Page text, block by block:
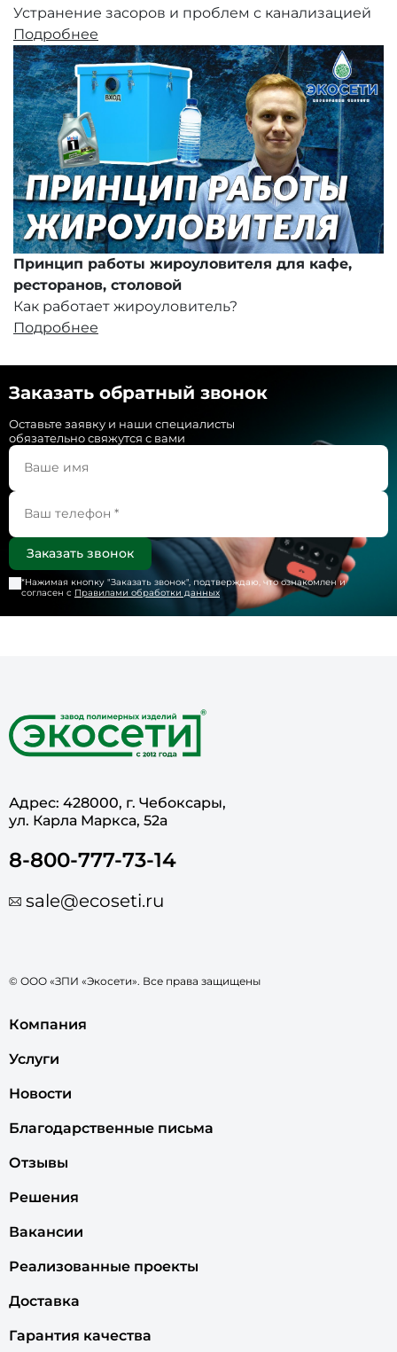
Устранение засоров и проблем с канализацией
Подробнее
Принцип работы жироуловителя для кафе,
ресторанов, столовой
Как работает жироуловитель?
Подробнее
Заказать обратный звонок
Оставьте заявку и наши специалисты
обязательно свяжутся с вами
*Нажимая кнопку "Заказать звонок", подтверждаю, что ознакомлен и
согласен с Правилами обработки данных
Адрес: 428000, г. Чебоксары,
ул. Карла Маркса, 52а
8-800-777-73-14
sale@ecoseti.ru
© ООО «ЗПИ «Экосети». Все права защищены
Компания
Услуги
Новости
Благодарственные письма
Отзывы
Решения
Вакансии
Реализованные проекты
Доставка
Гарантия качества